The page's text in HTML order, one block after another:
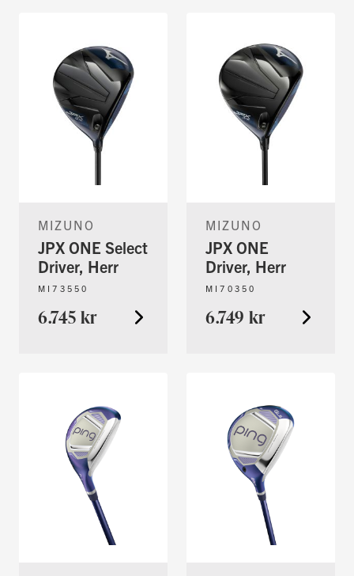
MIZUNO
JPX ONE Select
Driver, Herr
MI73550
6.745 kr
MIZUNO
JPX ONE
Driver, Herr
MI70350
6.749 kr